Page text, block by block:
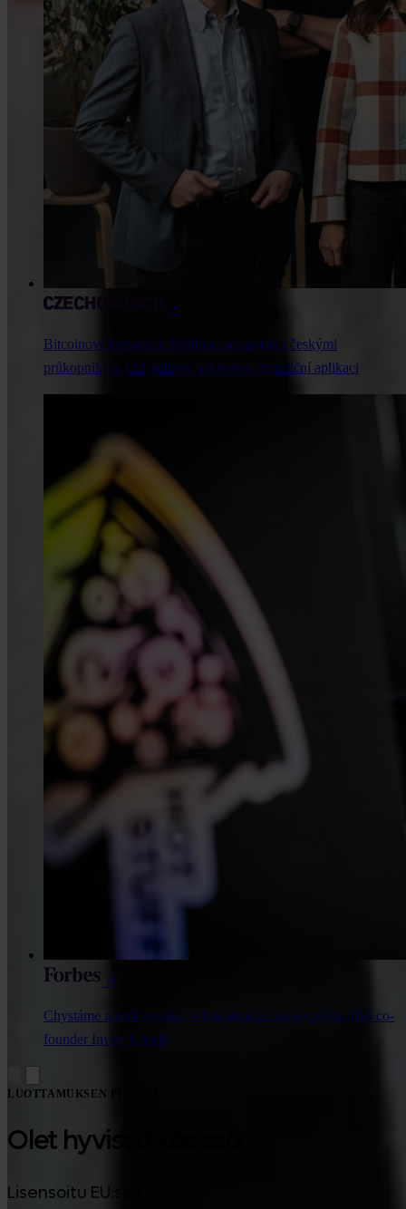
↗
Bitcoinové bohatství. Nýdrlovi se spojují s českými
průkopníky a 120 miliony nakopnou investiční aplikaci
↗
Chystáme menší revoluci v bitcoinovém ekosystému, říká co-
founder Invity Uherík
LUOTTAMUKSEN PILARIT
Olet hyvissä käsissä
Lisensoitu EU:ssa